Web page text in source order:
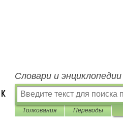
Словари и
Толкования Переводы